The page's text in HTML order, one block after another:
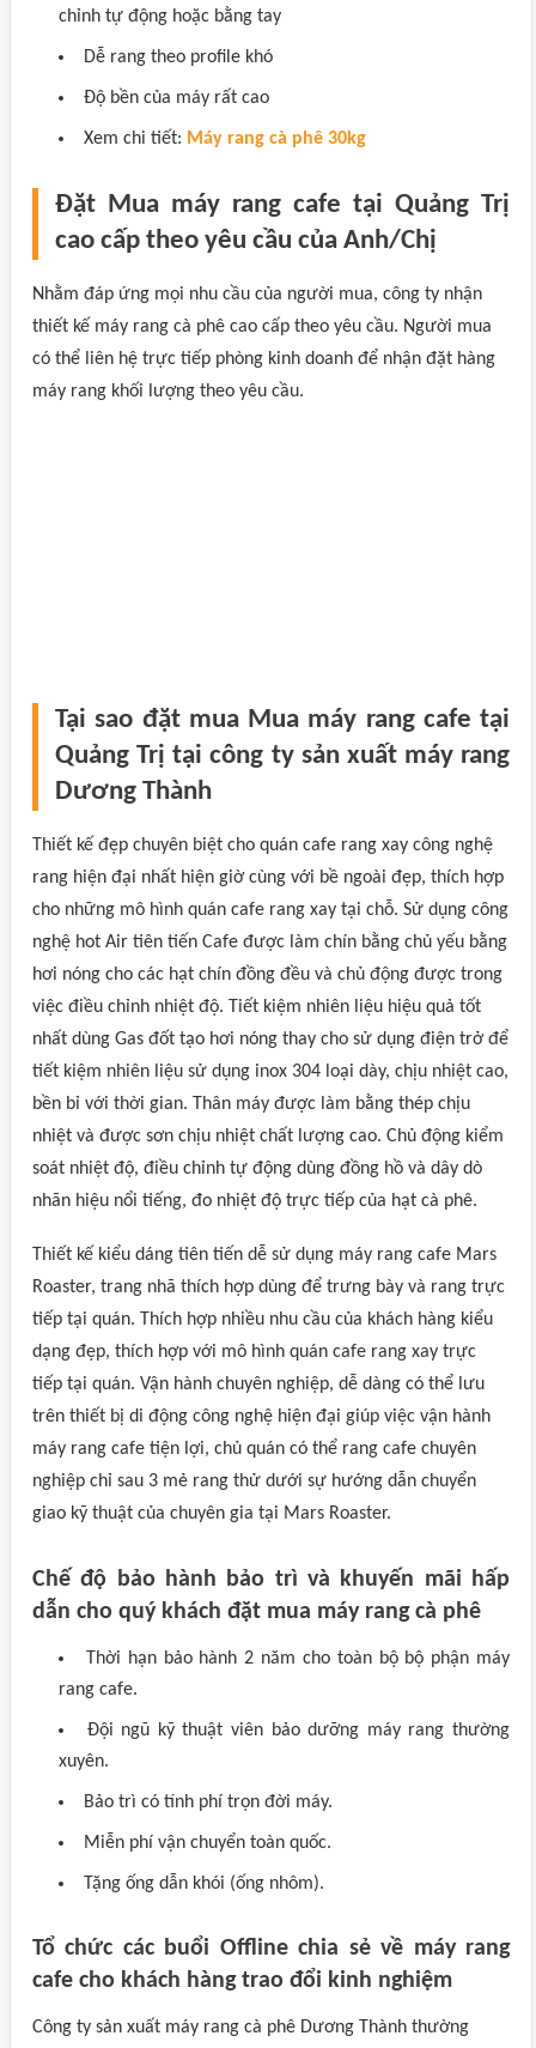
chỉnh tự động hoặc bằng tay
Dễ rang theo profile khó
Độ bền của máy rất cao
Xem chi tiết: Máy rang cà phê 30kg
Đặt Mua máy rang cafe tại Quảng Trị
cao cấp theo yêu cầu của Anh/Chị
Nhằm đáp ứng mọi nhu cầu của người mua, công ty nhận
thiết kế máy rang cà phê cao cấp theo yêu cầu. Người mua
có thể liên hệ trực tiếp phòng kinh doanh để nhận đặt hàng
máy rang khối lượng theo yêu cầu.
Tại sao đặt mua Mua máy rang cafe tại
Quảng Trị tại công ty sản xuất máy rang
Dương Thành
Thiết kế đẹp chuyên biệt cho quán cafe rang xay công nghệ
rang hiện đại nhất hiện giờ cùng với bề ngoài đẹp, thích hợp
cho những mô hình quán cafe rang xay tại chỗ. Sử dụng công
nghệ hot Air tiên tiến Cafe được làm chín bằng chủ yếu bằng
hơi nóng cho các hạt chín đồng đều và chủ động được trong
việc điều chỉnh nhiệt độ. Tiết kiệm nhiên liệu hiệu quả tốt
nhất dùng Gas đốt tạo hơi nóng thay cho sử dụng điện trở để
tiết kiệm nhiên liệu sử dụng inox 304 loại dày, chịu nhiệt cao,
bền bỉ với thời gian. Thân máy được làm bằng thép chịu
nhiệt và được sơn chịu nhiệt chất lượng cao. Chủ động kiểm
soát nhiệt độ, điều chỉnh tự động dùng đồng hồ và dây dò
nhãn hiệu nổi tiếng, đo nhiệt độ trực tiếp của hạt cà phê.
Thiết kế kiểu dáng tiên tiến dễ sử dụng máy rang cafe Mars
Roaster, trang nhã thích hợp dùng để trưng bày và rang trực
tiếp tại quán. Thích hợp nhiều nhu cầu của khách hàng kiểu
dạng đẹp, thích hợp với mô hình quán cafe rang xay trực
tiếp tại quán. Vận hành chuyên nghiệp, dễ dàng có thể lưu
trên thiết bị di động công nghệ hiện đại giúp việc vận hành
máy rang cafe tiện lợi, chủ quán có thể rang cafe chuyên
nghiệp chỉ sau 3 mẻ rang thử dưới sự hướng dẫn chuyển
giao kỹ thuật của chuyên gia tại Mars Roaster.
Chế độ bảo hành bảo trì và khuyến mãi hấp
dẫn cho quý khách đặt mua máy rang cà phê
Thời hạn bảo hành 2 năm cho toàn bộ bộ phận máy
rang cafe.
Đội ngũ kỹ thuật viên bảo dưỡng máy rang thường
xuyên.
Bảo trì có tính phí trọn đời máy.
Miễn phí vận chuyển toàn quốc.
Tặng ống dẫn khói (ống nhôm).
Tổ chức các buổi Offline chia sẻ về máy rang
cafe cho khách hàng trao đổi kinh nghiệm
Công ty sản xuất máy rang cà phê Dương Thành thường